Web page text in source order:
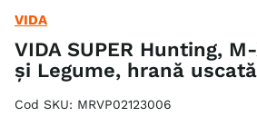
3. royal canin
4
recompense
VIDA
VIDA SUPER Hunting,
și Legume, hrană
Cod SKU: MRVP02123006